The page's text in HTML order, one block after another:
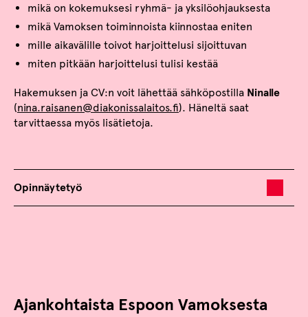
mikä on kokemuksesi ryhmä- ja yksilöohjauksesta
mikä Vamoksen toiminnoista kiinnostaa eniten
mille aikavälille toivot harjoittelusi sijoittuvan
miten pitkään harjoittelusi tulisi kestää
Hakemuksen ja CV:n voit lähettää sähköpostilla Ninalle
(nina.raisanen@diakonissalaitos.fi). Häneltä saat
tarvittaessa myös lisätietoja.
Opinnäytetyö
Ajankohtaista Espoon Vamoksesta